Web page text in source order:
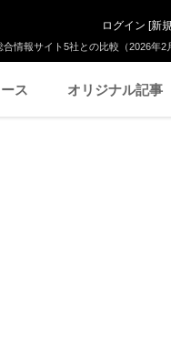
情報サイト5社との比較（2026年2
ログイン [新
ス オリジナル記事